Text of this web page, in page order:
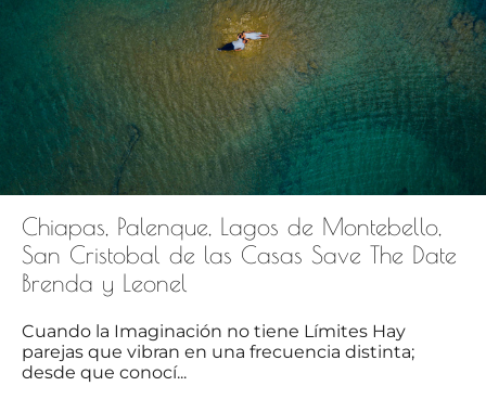
Chiapas, Palenque, Lagos de Montebello,
San Cristobal de las Casas Save The Date
Brenda y Leonel
Cuando la Imaginación no tiene Límites Hay
parejas que vibran en una frecuencia distinta;
desde que conocí...